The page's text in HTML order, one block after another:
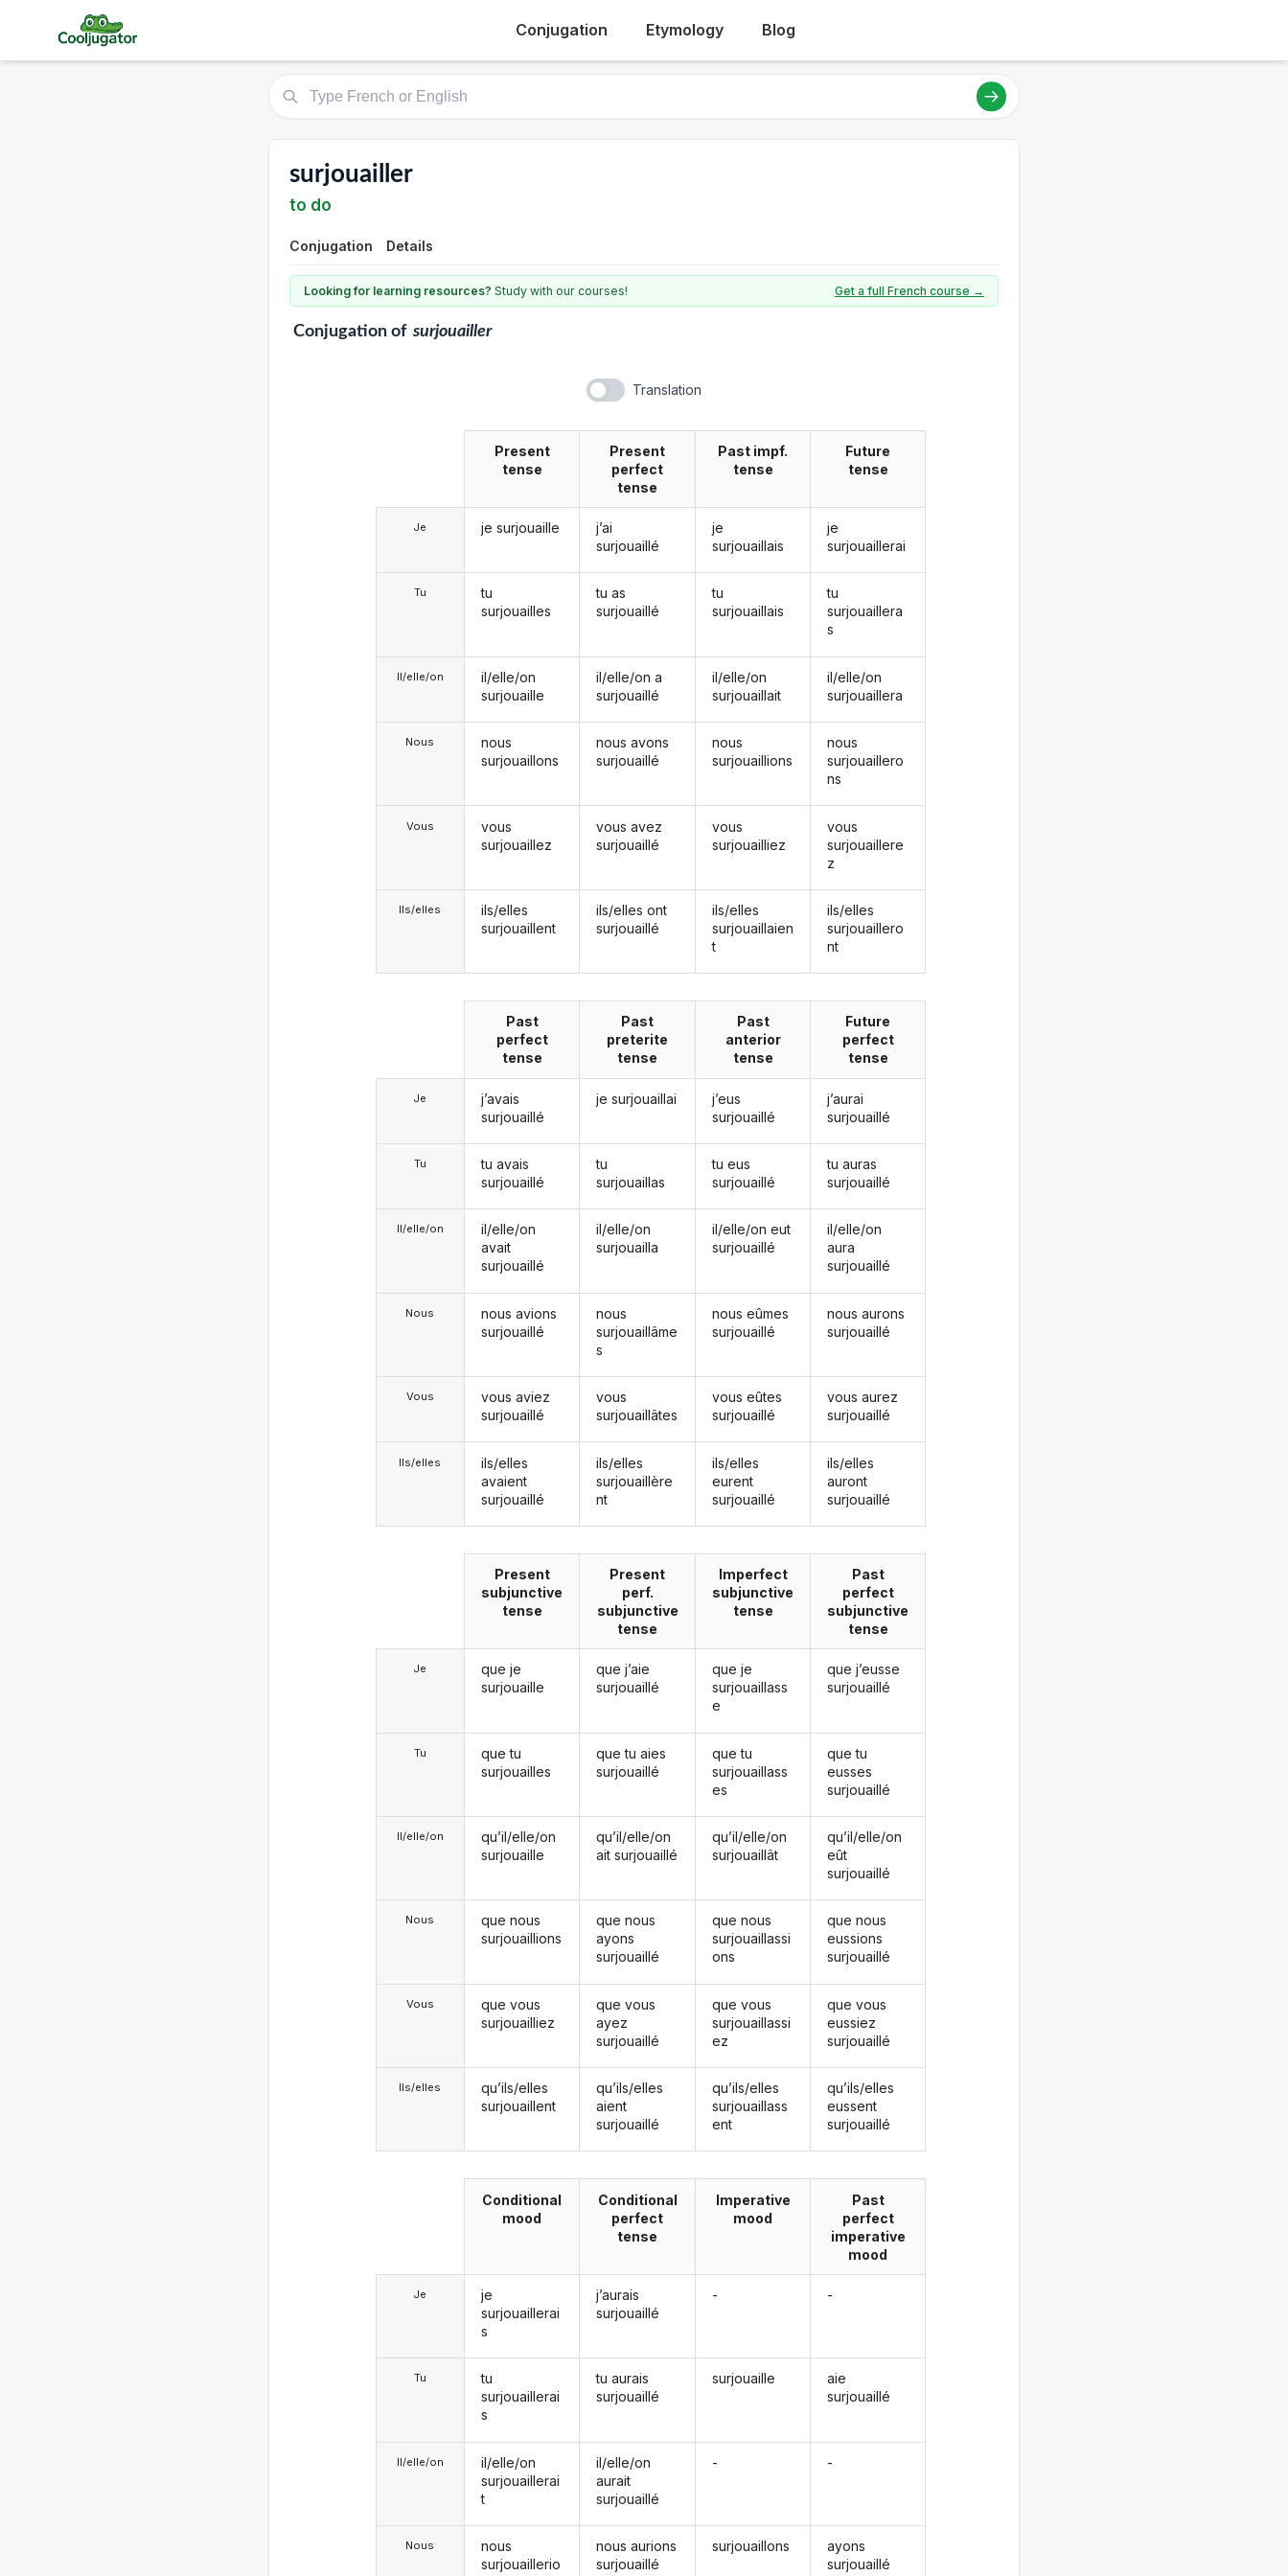
Conjugation Etymology Blog
surjouailler
to do
Conjugation Details
Looking for learning resources? Study with our courses! Get a full French course →
Conjugationof surjouailler
Translation
Je
Tu
Il/elle/on
Nous
Vous
Ils/elles
Present
tense
je surjouaille
tu
surjouailles
il/elle/on
surjouaille
nous
surjouaillons
vous
surjouaillez
ils/elles
surjouaillent
Present
perfect
tense
j’ai
surjouaillé
tu as
surjouaillé
il/elle/on a
surjouaillé
nous avons
surjouaillé
vous avez
surjouaillé
ils/elles ont
surjouaillé
Past impf.
tense
je
surjouaillais
tu
surjouaillais
il/elle/on
surjouaillait
nous
surjouaillions
vous
surjouailliez
ils/elles
surjouaillaien
t
Future
tense
je
surjouaillerai
tu
surjouaillera
s
il/elle/on
surjouaillera
nous
surjouaillero
ns
vous
surjouaillere
z
ils/elles
surjouaillero
nt
Je
Tu
Il/elle/on
Nous
Vous
Ils/elles
Past
perfect
tense
j’avais
surjouaillé
tu avais
surjouaillé
il/elle/on
avait
surjouaillé
nous avions
surjouaillé
vous aviez
surjouaillé
ils/elles
avaient
surjouaillé
Past
preterite
tense
je surjouaillai
tu
surjouaillas
il/elle/on
surjouailla
nous
surjouaillâme
s
vous
surjouaillâtes
ils/elles
surjouaillère
nt
Past
anterior
tense
j’eus
surjouaillé
tu eus
surjouaillé
il/elle/on eut
surjouaillé
nous eûmes
surjouaillé
vous eûtes
surjouaillé
ils/elles
eurent
surjouaillé
Future
perfect
tense
j’aurai
surjouaillé
tu auras
surjouaillé
il/elle/on
aura
surjouaillé
nous aurons
surjouaillé
vous aurez
surjouaillé
ils/elles
auront
surjouaillé
Je
Tu
Il/elle/on
Nous
Vous
Ils/elles
Present
subjunctive
tense
que je
surjouaille
que tu
surjouailles
qu’il/elle/on
surjouaille
que nous
surjouaillions
que vous
surjouailliez
qu’ils/elles
surjouaillent
Present
perf.
subjunctive
tense
que j’aie
surjouaillé
que tu aies
surjouaillé
qu’il/elle/on
ait surjouaillé
que nous
ayons
surjouaillé
que vous
ayez
surjouaillé
qu’ils/elles
aient
surjouaillé
Imperfect
subjunctive
tense
que je
surjouaillass
e
que tu
surjouaillass
es
qu’il/elle/on
surjouaillât
que nous
surjouaillassi
ons
que vous
surjouaillassi
ez
qu’ils/elles
surjouaillass
ent
Past
perfect
subjunctive
tense
que j’eusse
surjouaillé
que tu
eusses
surjouaillé
qu’il/elle/on
eût
surjouaillé
que nous
eussions
surjouaillé
que vous
eussiez
surjouaillé
qu’ils/elles
eussent
surjouaillé
Je
Tu
Il/elle/on
Nous
Conditional
mood
je
surjouaillerai
s
tu
surjouaillerai
s
il/elle/on
surjouaillerai
t
nous
surjouaillerio
Conditional
perfect
tense
j’aurais
surjouaillé
tu aurais
surjouaillé
il/elle/on
aurait
surjouaillé
nous aurions
surjouaillé
Imperative
mood
-
surjouaille
-
surjouaillons
Past
perfect
imperative
mood
-
aie
surjouaillé
-
ayons
surjouaillé